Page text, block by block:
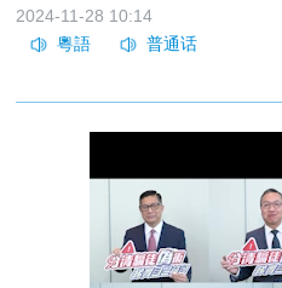
2024-11-28 10:14